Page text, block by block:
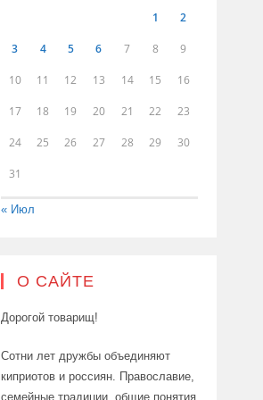
1 2
3 4 5 6 7 8 9
10 11 12 13 14 15 16
17 18 19 20 21 22 23
24 25 26 27 28 29 30
31
« Июл
О САЙТЕ
Дорогой товарищ!
Сотни лет дружбы объединяют
киприотов и россиян. Православие,
семейные традиции, общие понятия